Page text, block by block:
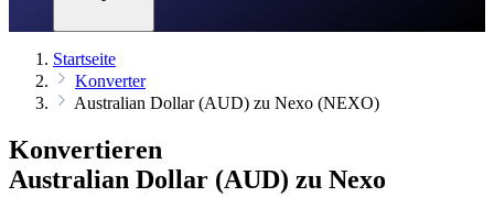
Startseite
Konverter
Australian Dollar (AUD) zu Nexo (NEXO)
Konvertieren
Australian Dollar (AUD) zu Nexo